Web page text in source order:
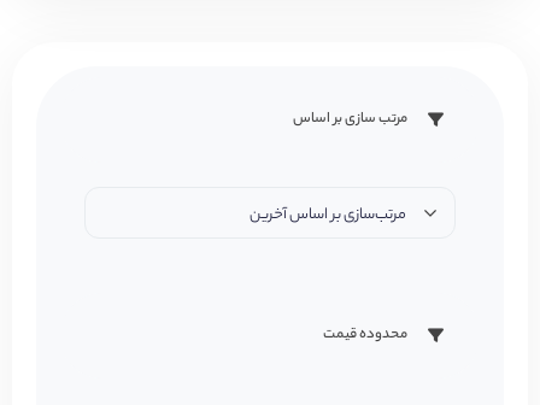
مرتب سازی بر اساس
مرتب‌سازی بر اساس آخرین
محدوده قیمت